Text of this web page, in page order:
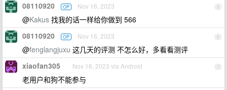
5
08110920 OP Nov 16, 2023
@Kakus 找我的话一样给你做到 566
6
08110920 OP Nov 16, 2023
@fenglangjuxu 这几天的评测 不怎么好，多看看测评
7
xiaofan305 Nov 16, 2023 via Android
老用户和狗不能参与